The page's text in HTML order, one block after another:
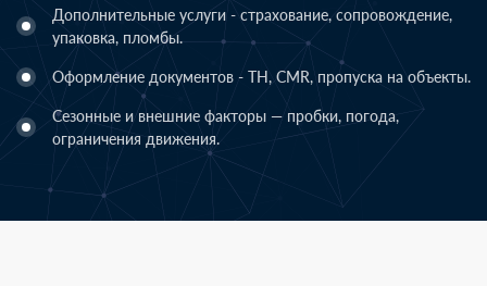
Дополнительные услуги - страхование, сопровождение,
упаковка, пломбы.
Оформление документов - ТН, CMR, пропуска на объекты.
Сезонные и внешние факторы — пробки, погода,
ограничения движения.